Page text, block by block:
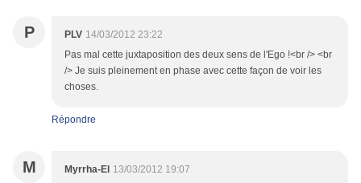
P PLV 14/03/2012 23:22
Pas mal cette juxtaposition des deux sens de l'Ego !<br /> <br
/> Je suis pleinement en phase avec cette façon de voir les
choses.
Répondre
M Myrrha-El 13/03/2012 19:07